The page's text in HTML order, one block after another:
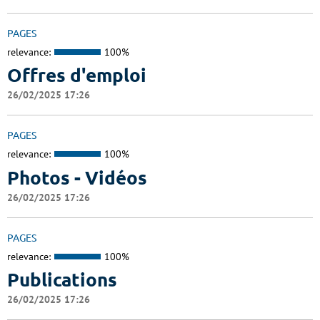
PAGES
relevance: 100%
Offres d'emploi
26/02/2025 17:26
PAGES
relevance: 100%
Photos - Vidéos
26/02/2025 17:26
PAGES
relevance: 100%
Publications
26/02/2025 17:26